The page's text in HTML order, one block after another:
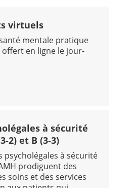
virtuels
mentale pratique
en ligne le jour-
à sécurité
2) et B (3-3)
psycholégales à sécurité
prodiguent des
soins et des services